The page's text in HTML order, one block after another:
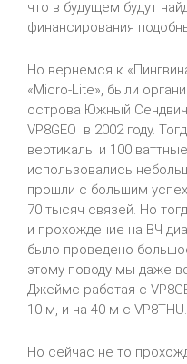
что в будущем будут
финансирования
Но вернемся к
«Micro-Lite», были
острова Южный
VP8GEO в 2002 году.
вертикалы и 100
использовались
прошли с большим
70 тысяч связей. Но
и прохождение на ВЧ
было проведено
этому поводу мы даже
Джеймс работая с
10 м, и на 40 м c VP8THU.
Но сейчас не то